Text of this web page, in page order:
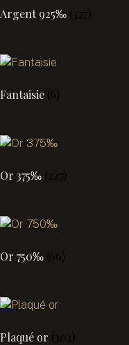
Argent 925‰ (327)
Fantaisie (6)
Or 375‰ (227)
Or 750‰ (66)
Plaqué or (303)